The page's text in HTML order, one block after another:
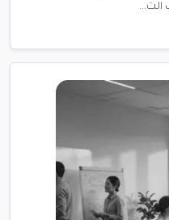
الت...